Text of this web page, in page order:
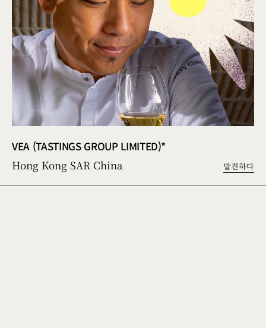
VEA (TASTINGS GROUP LIMITED)*
Hong Kong SAR China 발견하다